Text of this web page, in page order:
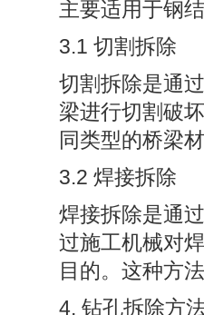
主要适用于钢
3.1 切割拆除
切割拆除是通
梁进行切割破
同类型的桥梁
3.2 焊接拆除
焊接拆除是通
过施工机械对
目的。这种方
4. 钻孔拆除方